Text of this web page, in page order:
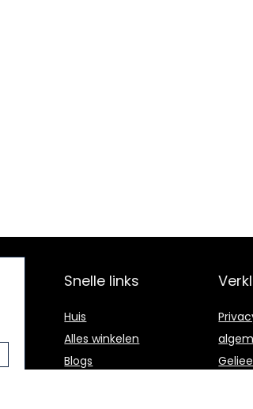
Snelle links
Huis
Alles winkelen
Blogs